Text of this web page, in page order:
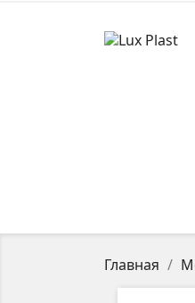
Главная